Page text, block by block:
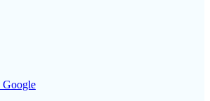
Google